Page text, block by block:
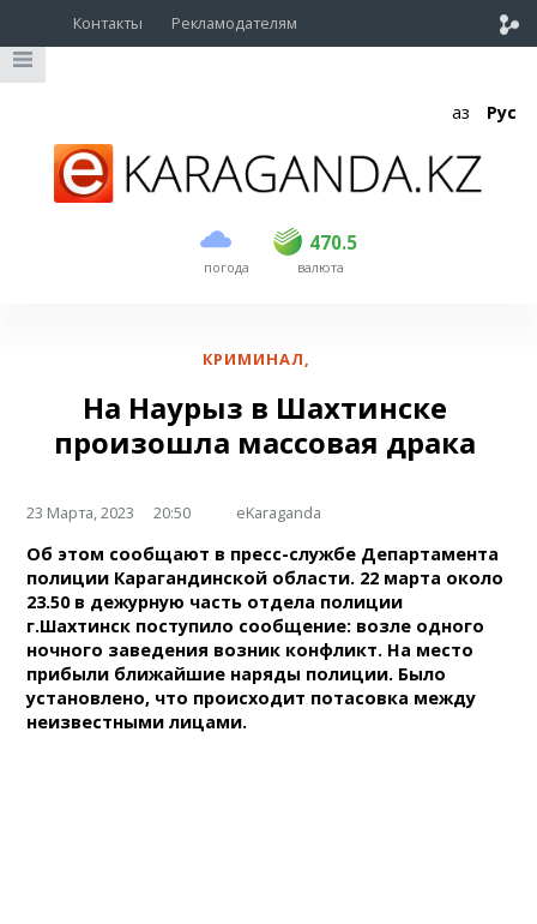
Контакты Рекламодателям
Қаз Рус
погода
470.5
USD 469 470.5
EUR валюта
КРИМИНАЛ,
На Наурыз в Шахтинске
произошла массовая драка
23 Марта, 2023 20:50 eKaraganda
Об этом сообщают в пресс-службе Департамента
полиции Карагандинской области. 22 марта около
23.50 в дежурную часть отдела полиции
г.Шахтинск поступило сообщение: возле одного
ночного заведения возник конфликт. На место
прибыли ближайшие наряды полиции. Было
установлено, что происходит потасовка между
неизвестными лицами.